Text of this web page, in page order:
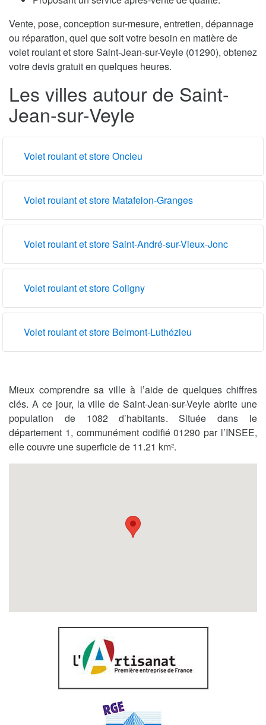
Vente, pose, conception sur-mesure, entretien, dépannage
ou réparation, quel que soit votre besoin en matière de
volet roulant et store Saint-Jean-sur-Veyle (01290), obtenez
votre devis gratuit en quelques heures.
Les villes autour de Saint-
Jean-sur-Veyle
Volet roulant et store Oncieu
Volet roulant et store Matafelon-Granges
Volet roulant et store Saint-André-sur-Vieux-Jonc
Volet roulant et store Coligny
Volet roulant et store Belmont-Luthézieu
Mieux comprendre sa ville à l’aide de quelques chiffres
clés. A ce jour, la ville de Saint-Jean-sur-Veyle abrite une
population de 1082 d’habitants. Située dans le
département 1, communément codifié 01290 par l’INSEE,
elle couvre une superficie de 11.21 km².